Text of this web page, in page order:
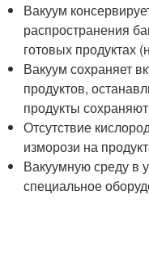
Вакуум
распространения
готовых продуктах
Вакуум сохраняет
продуктов,
продукты
Отсутствие
изморози на
Вакуумную среду в
специальное